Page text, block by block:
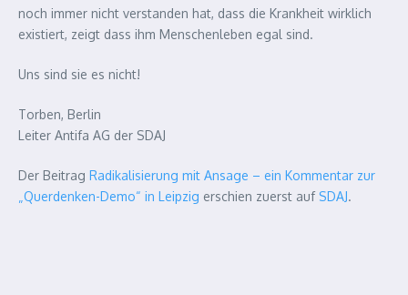
noch immer nicht verstanden hat, dass die Krankheit wirklich
existiert, zeigt dass ihm Menschenleben egal sind.
Uns sind sie es nicht!
Torben, Berlin
Leiter Antifa AG der SDAJ
Der Beitrag Radikalisierung mit Ansage – ein Kommentar zur
„Querdenken-Demo“ in Leipzig erschien zuerst auf SDAJ.